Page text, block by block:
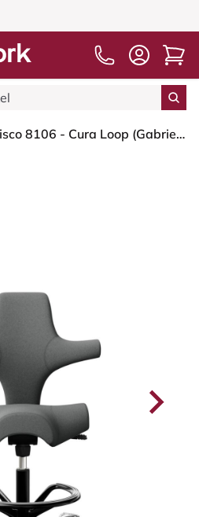
HÅG Capisco 8106 - Cura Loop (Gabriel) - Gerecycled Polyester - CLP60109 - Grey - Zwart - 265 mm (Zithoogte 53-79cm) - Zachte wielen t.b.v. harde vloeren